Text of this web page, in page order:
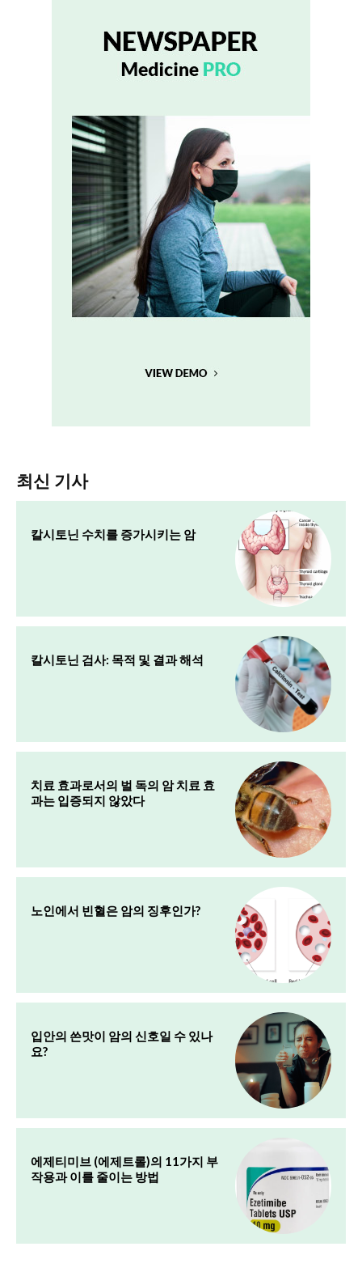
최신 기사
칼시토닌 수치를 증가시키는 암
칼시토닌 검사: 목적 및 결과 해석
치료 효과로서의 벌 독의 암 치료 효
과는 입증되지 않았다
노인에서 빈혈은 암의 징후인가?
입안의 쓴맛이 암의 신호일 수 있나
요?
에제티미브 (에제트롤)의 11가지 부
작용과 이를 줄이는 방법